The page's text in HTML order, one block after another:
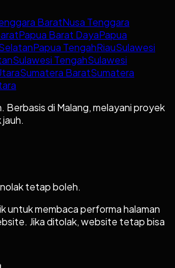
BaratNusa Tenggara
Papua Barat DayaPapua
Papua TengahRiauSulawesi
Sulawesi TengahSulawesi
Sumatera BaratSumatera
di Malang, melayani proyek
tetap boleh.
untuk membaca performa halaman
Jika ditolak, website tetap bisa